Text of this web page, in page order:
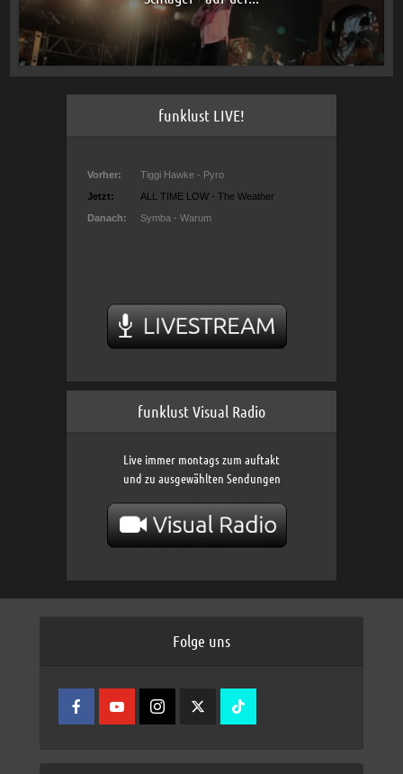
funklust LIVE!
funklust Visual Radio
Live immer montags zum auftakt
und zu ausgewählten Sendungen
Folge uns